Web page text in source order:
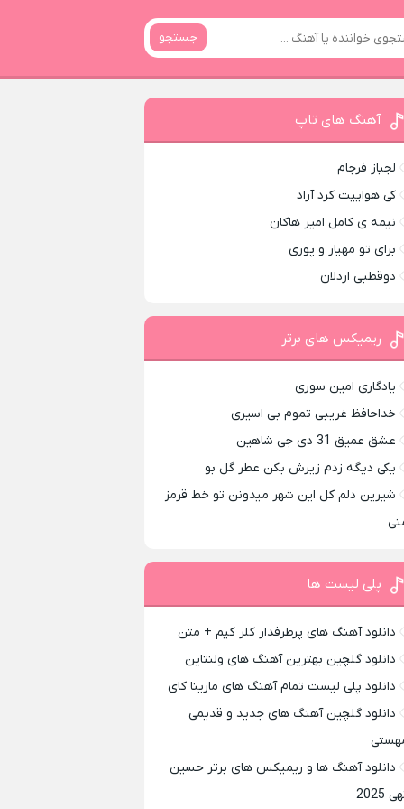
جستجو
آهنگ های تاپ
لجباز فرجام
کی هواییت کرد آراد
نیمه ی کامل امیر هاکان
برای تو مهیار و پوری
دوقطبی اردلان
ریمیکس های برتر
یادگاری امین سوری
خداحافظ غریبی تموم بی اسیری
عشق عمیق 31 دی جی شاهین
یکی دیگه زدم زیرش بکن عطر گل بو
شیرین دلم کل این شهر میدونن تو خط قرمز
پلی لیست ها
دانلود آهنگ های پرطرفدار کلر کیم + متن
دانلود گلچین بهترین آهنگ های ولنتاین
دانلود پلی لیست تمام آهنگ های مارینا کای
دانلود گلچین آهنگ های جدید و قدیمی
دانلود آهنگ ها و ریمیکس های برتر حسین
2025